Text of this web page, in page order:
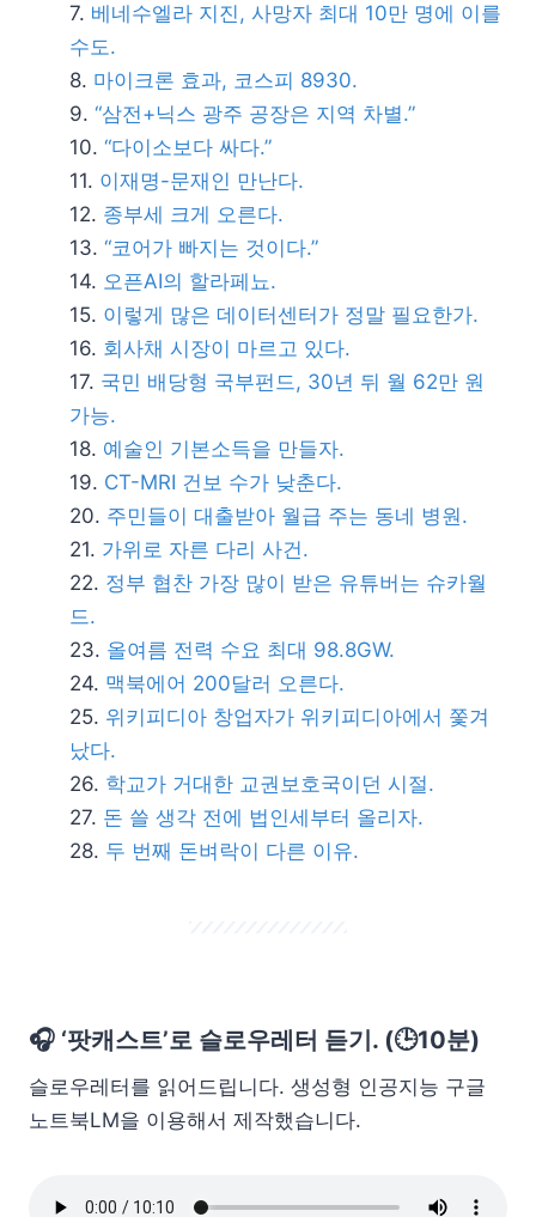
베네수엘라 지진, 사망자 최대 10만 명에 이를
수도.
마이크론 효과, 코스피 8930.
“삼전+닉스 광주 공장은 지역 차별.”
“다이소보다 싸다.”
이재명-문재인 만난다.
종부세 크게 오른다.
“코어가 빠지는 것이다.”
오픈AI의 할라페뇨.
이렇게 많은 데이터센터가 정말 필요한가.
회사채 시장이 마르고 있다.
국민 배당형 국부펀드, 30년 뒤 월 62만 원
가능.
예술인 기본소득을 만들자.
CT-MRI 건보 수가 낮춘다.
주민들이 대출받아 월급 주는 동네 병원.
가위로 자른 다리 사건.
정부 협찬 가장 많이 받은 유튜버는 슈카월
드.
올여름 전력 수요 최대 98.8GW.
맥북에어 200달러 오른다.
위키피디아 창업자가 위키피디아에서 쫓겨
났다.
학교가 거대한 교권보호국이던 시절.
돈 쓸 생각 전에 법인세부터 올리자.
두 번째 돈벼락이 다른 이유.
🎧 ‘팟캐스트’로 슬로우레터 듣기. (🕒10분)
슬로우레터를 읽어드립니다. 생성형 인공지능 구글
노트북LM을 이용해서 제작했습니다.